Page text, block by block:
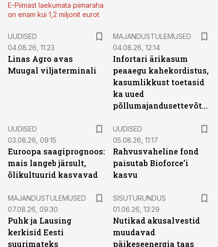
E-Piimast laekumata piimaraha
on enam kui 1,2 miljonit eurot
UUDISED
04.08.26, 11:23
Linas Agro avas
Muugal viljaterminali
MAJANDUSTULEMUSED
04.08.26, 12:14
Infortari ärikasum
peaaegu kahekordistus,
kasumlikkust toetasid
ka uued
põllumajandusettevõtted
UUDISED
03.08.26, 09:15
Euroopa saagiprognoos:
mais langeb järsult,
õlikultuurid kasvavad
UUDISED
05.08.26, 11:17
Rahvusvaheline fond
paisutab Bioforce’i
kasvu
MAJANDUSTULEMUSED
07.08.26, 09:30
Puhk ja Lausing
kerkisid Eesti
suurimateks
SISUTURUNDUS
01.06.26, 13:29
Nutikad akusalvestid
muudavad
päikeseenergia taas